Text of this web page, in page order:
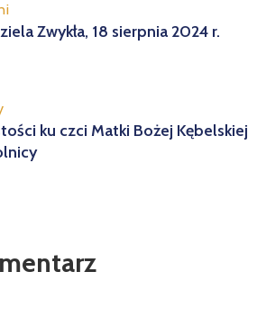
Zwykła, 18 sierpnia 2024 r.
ku czci Matki Bożej Kębelskiej